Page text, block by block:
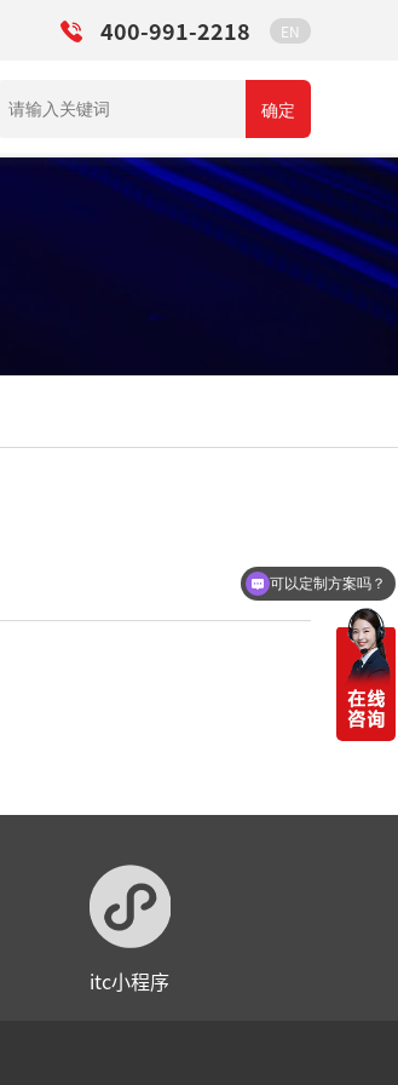
400-991-2218 EN
确定
itc小程序
可以定制方案吗？